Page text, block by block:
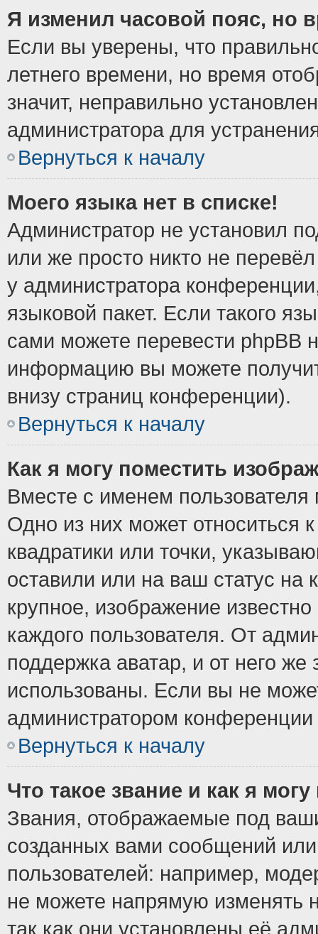
Я изменил часовой пояс, но
Если вы уверены, что
летнего времени, но время
значит, неправильно
администратора для
Вернуться к началу
Моего языка нет в списке!
Администратор не установил
или же просто никто не
у администратора
языковой пакет. Если такого
сами можете перевести phpBB
информацию вы можете
внизу страниц конференции).
Вернуться к началу
Как я могу поместить
Вместе с именем пользователя
Одно из них может относиться
квадратики или точки,
оставили или на ваш статус
крупное, изображение
каждого пользователя. От
поддержка аватар, и от него же
использованы. Если вы не
администратором
Вернуться к началу
Что такое звание и как я
Звания, отображаемые под
созданных вами сообщений
пользователей: например,
не можете напрямую изменять
так как они установлены её